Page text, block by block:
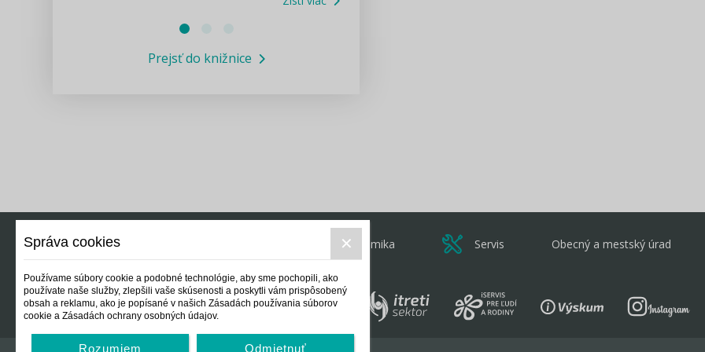
Informácie COVID19
Prejsť do knižnice
Ekonomika Servis Obecný a mestský úrad
Správa cookies
Používame súbory cookie a podobné technológie, aby sme pochopili, ako
používate naše služby, zlepšili vaše skúsenosti a poskytli vám prispôsobený
obsah a reklamu, ako je popísané v našich Zásadách používania súborov
cookie a Zásadách ochrany osobných údajov.
Rozumiem Odmietnuť